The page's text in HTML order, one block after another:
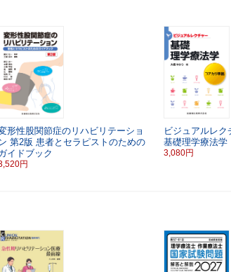
形性股関節症のリハビリテーショ
第2版 患者とセラピストのための
イドブック
円
ビジュアルレク
基礎理学療法学
3,080円